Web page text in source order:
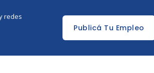
redes
Publicá Tu Empleo